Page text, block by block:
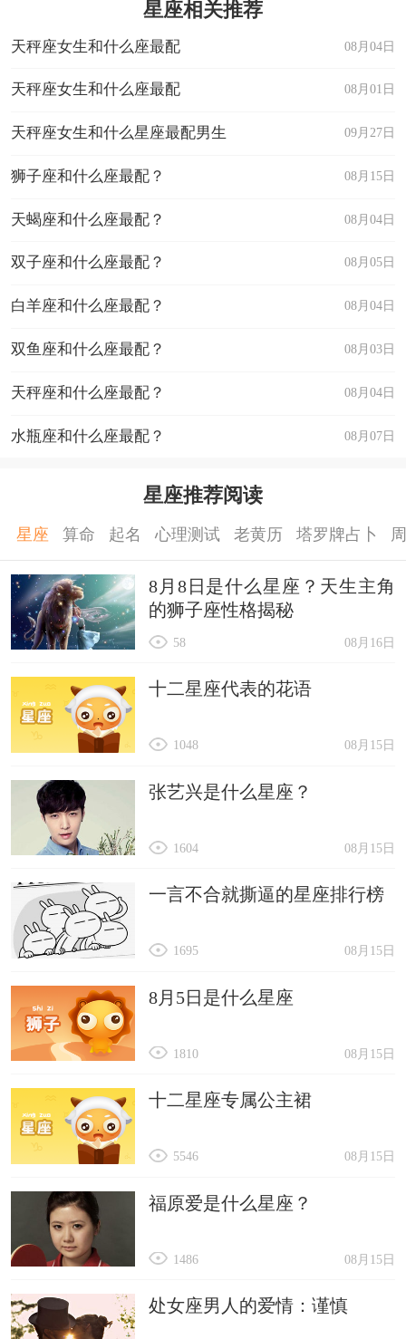
星座相关推荐
08月04日
天秤座女生和什么座最配
08月01日
天秤座女生和什么座最配
09月27日
天秤座女生和什么星座最配男生
08月15日
狮子座和什么座最配？
08月04日
天蝎座和什么座最配？
08月05日
双子座和什么座最配？
08月04日
白羊座和什么座最配？
08月03日
双鱼座和什么座最配？
08月04日
天秤座和什么座最配？
08月07日
水瓶座和什么座最配？
星座推荐阅读
星座 算命 起名 心理测试 老黄历 塔罗牌占卜
8月8日是什么星座？天生主角
的狮子座性格揭秘
08月16日
58
十二星座代表的花语
08月15日
1048
张艺兴是什么星座？
08月15日
1604
一言不合就撕逼的星座排行榜
08月15日
1695
8月5日是什么星座
08月15日
1810
十二星座专属公主裙
08月15日
5546
福原爱是什么星座？
08月15日
1486
处女座男人的爱情：谨慎